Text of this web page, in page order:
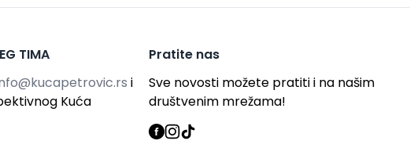
TIMA
i
Kuća
Pratite nas
Sve novosti možete pratiti i na našim
društvenim mrežama!